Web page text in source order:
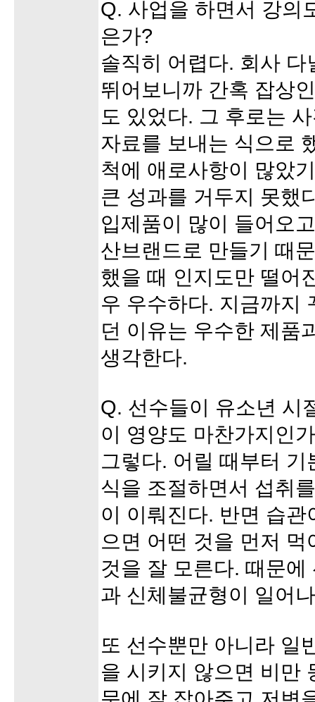
Q. 사업을 하면서 강의
은가?
솔직히 어렵다. 회사
뛰어보니까 간혹 잡상
도 있었다. 그 후로는
자료를 보내는 식으로
척에 애로사항이 많았
큰 성과를 거두지 못했
입제품이 많이 들어오
산브랜드로 만들기 때
했을 때 인지도만 떨어
우 우수하다. 지금까지
던 이유는 우수한 제품
생각한다.
Q. 선수들이 유소년 시
이 영양도 마찬가지인
그렇다. 어릴 때부터
식을 조절하면서 섭취
이 이뤄진다. 반면 습
으면 어떤 것을 먼저
것을 잘 모른다. 때문
과 신체불균형이 일어
또 선수뿐만 아니라 일
을 시키지 않으면 비만